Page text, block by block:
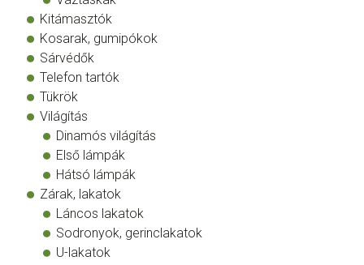
Kitámasztók
Kosarak, gumipókok
Sárvédők
Telefon tartók
Tükrök
Világítás
Dinamós világítás
Első lámpák
Hátsó lámpák
Zárak, lakatok
Láncos lakatok
Sodronyok, gerinclakatok
U-lakatok